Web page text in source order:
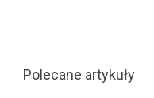
Polecane artykuły